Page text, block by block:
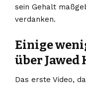
sein Gehalt
verdanken.
Einige
über Jawed
Das erste Video,